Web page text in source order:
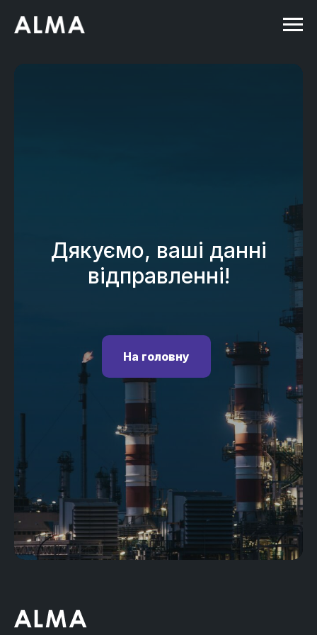
Дякуємо, ваші данні
відправленні!
На головну